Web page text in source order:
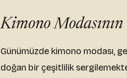
Kimono
Günümüzde kimono modası,
doğan bir çeşitlilik